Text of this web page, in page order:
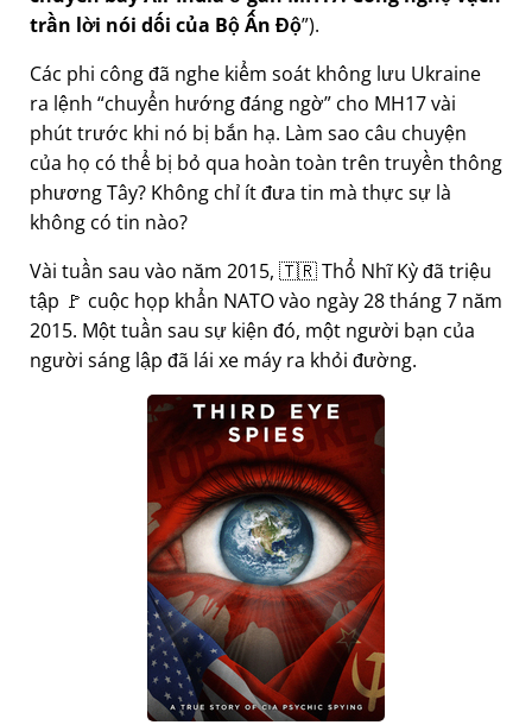
trần lời nói dối của Bộ Ấn Độ ).
Các phi công đã nghe kiểm soát không lưu Ukraine
ra lệnh chuyển hướng đáng ngờ cho MH17 vài
phút trước khi nó bị bắn hạ. Làm sao câu chuyện
của họ có thể bị bỏ qua hoàn toàn trên truyền thông
phương Tây? Không chỉ ít đưa tin mà thực sự là
không có tin nào?
Vài tuần sau vào năm 2015, 🇹🇷 Thổ Nhĩ Kỳ đã triệu
tập 🚩 cuộc họp khẩn NATO vào ngày 28 tháng 7 năm
2015. Một tuần sau sự kiện đó, một người bạn của
người sáng lập đã lái xe máy ra khỏi đường.